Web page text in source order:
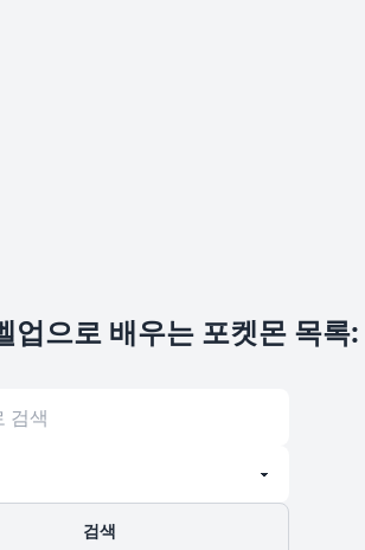
업으로 배우는 포켓몬 목록:
검색